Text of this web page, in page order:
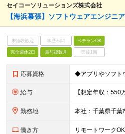
セイコーソリューションズ株式会社
【海浜幕張】ソフトウェアエンジニ
未経験歓迎 学歴不問 ベテランOK
完全週休2日 賞与複数月 面接1回
応募資格
給与
勤務地
働き方 リモートワークOK